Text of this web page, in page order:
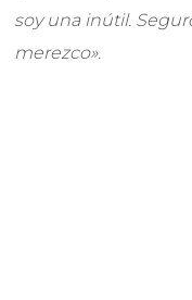
soy una inútil.
merezco».